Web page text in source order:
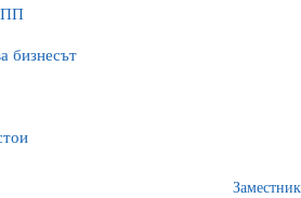
бизнесът